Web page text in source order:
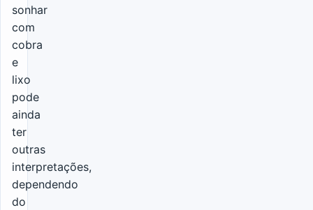
sonhar
com
cobra
e
lixo
pode
ainda
ter
outras
interpretações,
dependendo
do